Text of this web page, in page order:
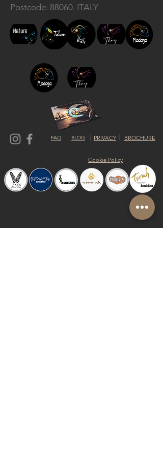
Postcode: 88060. ITALY
FAQ BLOG PRIVACY BROCHURE
Cookie Policy